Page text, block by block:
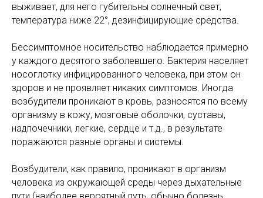
выживает, для него губительны солнечный свет,
температура ниже 22°, дезинфицирующие средства.
Бессимптомное носительство наблюдается примерно
у каждого десятого заболевшего. Бактерия населяет
носоглотку инфицированного человека, при этом он
здоров и не проявляет никаких симптомов. Иногда
возбудители проникают в кровь, разносятся по всему
организму в кожу, мозговые оболочки, суставы,
надпочечники, легкие, сердце и т.д., в результате
поражаются разные органы и системы.
Возбудители, как правило, проникают в организм
человека из окружающей среды через дыхательные